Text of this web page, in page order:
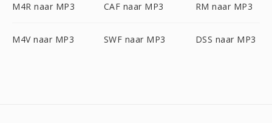
M4R naar MP3 CAF naar MP3 RM naar MP3
M4V naar MP3 SWF naar MP3 DSS naar MP3